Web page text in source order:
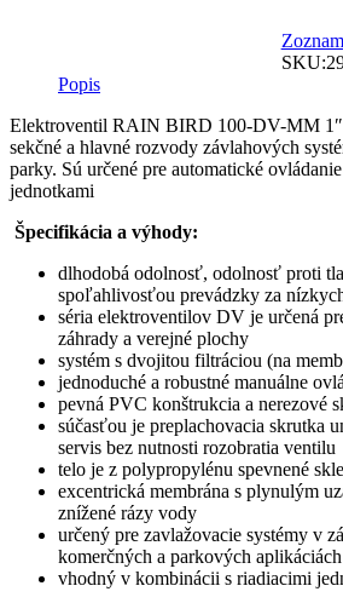
Zoznam
SKU:
Popis
Elektroventil RAIN BIRD 100-DV-MM 1″
sekčné a hlavné rozvody závlahových
parky. Sú určené pre automatické
jednotkami
Špecifikácia a výhody:
dlhodobá odolnosť, odolnosť proti
spoľahlivosťou prevádzky za
séria elektroventilov DV je určená
záhrady a verejné plochy
systém s dvojitou filtráciou (na
jednoduché a robustné manuálne
pevná PVC konštrukcia a nerezové
súčasťou je preplachovacia skrutka
servis bez nutnosti rozobratia ventilu
telo je z polypropylénu spevnené
excentrická membrána s plynulým
znížené rázy vody
určený pre zavlažovacie systémy v
komerčných a parkových aplikáciách
vhodný v kombinácii s riadiacimi